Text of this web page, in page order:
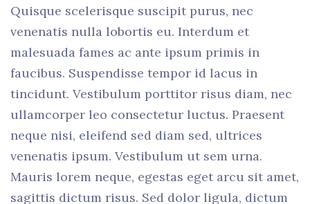
Quisque scelerisque suscipit purus, nec
venenatis nulla lobortis eu. Interdum et
malesuada fames ac ante ipsum primis in
faucibus. Suspendisse tempor id lacus in
tincidunt. Vestibulum porttitor risus diam, nec
ullamcorper leo consectetur luctus. Praesent
neque nisi, eleifend sed diam sed, ultrices
venenatis ipsum. Vestibulum ut sem urna.
Mauris lorem neque, egestas eget arcu sit amet,
sagittis dictum risus. Sed dolor ligula, dictum